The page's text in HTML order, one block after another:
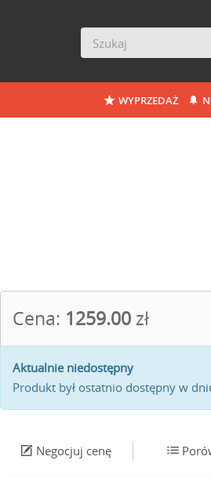
WYPRZEDAŻ
Cena: 1259.00 zł
Aktualnie niedostępny
Produkt był ostatnio dostępny w
Negocjuj cenę